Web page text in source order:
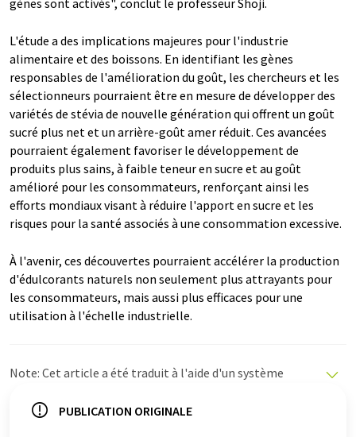
gènes sont activés", conclut le professeur Shoji.
L'étude a des implications majeures pour l'industrie
alimentaire et des boissons. En identifiant les gènes
responsables de l'amélioration du goût, les chercheurs et les
sélectionneurs pourraient être en mesure de développer des
variétés de stévia de nouvelle génération qui offrent un goût
sucré plus net et un arrière-goût amer réduit. Ces avancées
pourraient également favoriser le développement de
produits plus sains, à faible teneur en sucre et au goût
amélioré pour les consommateurs, renforçant ainsi les
efforts mondiaux visant à réduire l'apport en sucre et les
risques pour la santé associés à une consommation excessive.
À l'avenir, ces découvertes pourraient accélérer la production
d'édulcorants naturels non seulement plus attrayants pour
les consommateurs, mais aussi plus efficaces pour une
utilisation à l'échelle industrielle.
Note: Cet article a été traduit à l'aide d'un système
propose ces traductions automatiques pour présenter
PUBLICATION ORIGINALE